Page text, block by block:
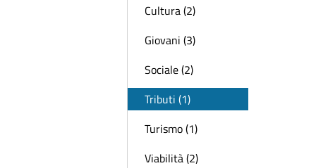
Cultura (2)
Giovani (3)
Sociale (2)
Tributi (1)
Turismo (1)
Viabilità (2)